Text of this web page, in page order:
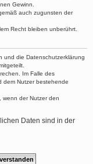
Gewinn.
auch zugunsten der
Recht bleiben unberührt.
und die Datenschutzerklärung
Im Falle des
dem Nutzer bestehende
wenn der Nutzer den
Daten sind in der